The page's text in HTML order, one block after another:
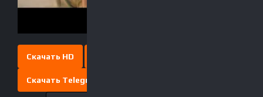
Скачать HD
Скачать Telegram